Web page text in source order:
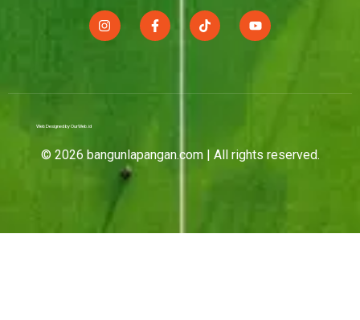
Web Designed by OurWeb.id
© 2026 bangunlapangan.com | All rights reserved.